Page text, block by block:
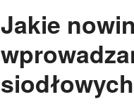
Jakie
siodłowych